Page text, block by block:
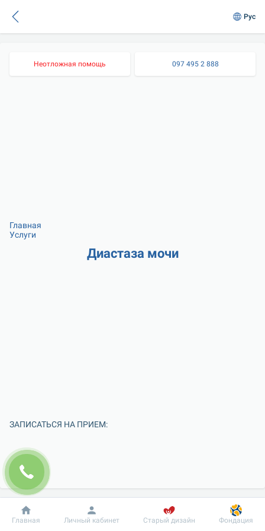
Рус
Неотложная помощь 097 495 2 888
Главная
Услуги
Диастаза мочи
ЗАПИСАТЬСЯ НА ПРИЕМ:
Добробут Информация Пациенту
Главная Личный кабинет Старый дизайн Фондация